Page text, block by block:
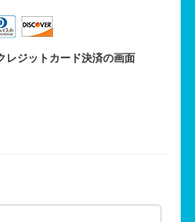
レジットカード決済の画面